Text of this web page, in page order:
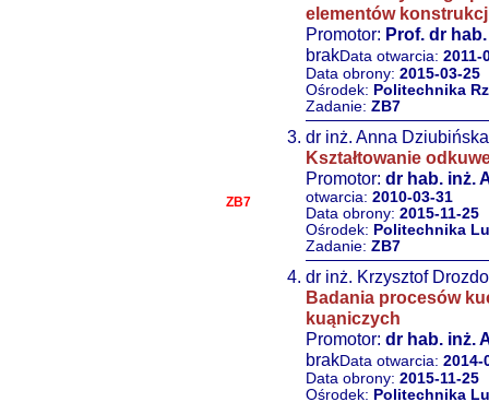
ZB7
elementów
Promotor: Prof. dr
brakData otwarcia: 2011-
Data obrony: 2015-03-25
Ośrodek: Politechnika
Zadanie: ZB7
dr inż. Anna Dziubińska
Kształtowanie
Promotor: dr hab. inż.
otwarcia: 2010-03-31
Data obrony: 2015-11-25
Ośrodek: Politechnika
Zadanie: ZB7
dr inż. Krzysztof
Badania procesów
kuąniczych
Promotor: dr hab. inż.
brakData otwarcia: 2014-
Data obrony: 2015-11-25
Ośrodek: Politechnika